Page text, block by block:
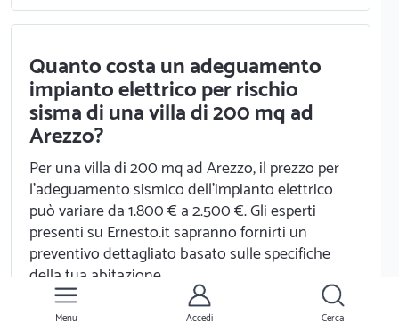
Quanto costa un adeguamento
impianto elettrico per rischio
sisma di una villa di 200 mq ad
Arezzo?
Per una villa di 200 mq ad Arezzo, il prezzo per
l'adeguamento sismico dell'impianto elettrico
può variare da 1.800 € a 2.500 €. Gli esperti
presenti su Ernesto.it sapranno fornirti un
preventivo dettagliato basato sulle specifiche
della tua abitazione.
Menu Accedi Cerca